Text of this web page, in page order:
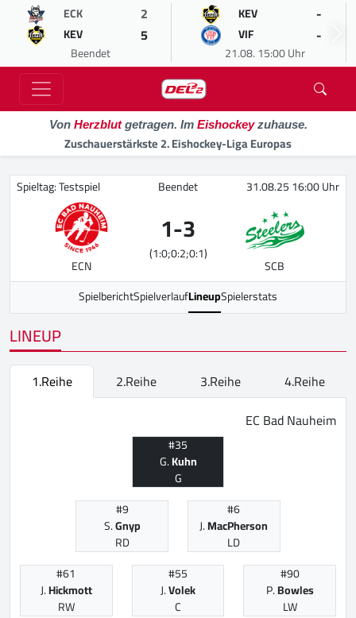
ECK 2
KEV 5
Beendet
KEV -
VIF -
21.08. 15:00 Uhr
Von Herzblutgetragen. Im Eishockeyzuhause.
Zuschauerstärkste 2. Eishockey-Liga Europas
Spieltag: Testspiel Beendet 31.08.25 16:00 Uhr
ECN
1-3
(1:0;0:2;0:1)
SCB
SpielberichtSpielverlaufLineupSpielerstats
LINEUP
1.Reihe 2.Reihe 3.Reihe
4.Reihe
EC Bad Nauheim
#35
G.Kuhn
G
#9
S.Gnyp
RD
#6
J.MacPherson
LD
#61
J.Hickmott
RW
#55
J.Volek
C
#90
P.Bowles
LW